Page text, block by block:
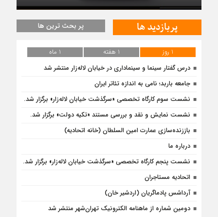
پربازدید ها پر بحث ترین ها
1 روز 1 هفته
1 ماه
درس گفتار سینما و سینماداری در خیابان لاله‌زار منتشر شد
جامعه باربد؛ نامی به اندازه تئاتر ایران
نشست سوم کارگاه تخصصی «سرگذشت خیابان لاله‌زار» برگزار شد.
نشست نمایش و نقد و بررسی مستند «تکیه دولت» برگزار شد.
باززنده‌سازی عمارت امین السلطان (خانه اتحادیه)
درباره ما
نشست پنجم کارگاه تخصصی «سرگذشت خیابان لاله‌زار» برگزار شد.
اتحادیه مستاجران
آرداشس پادماگریان (اردشیر خان)
دومین شماره از ماهنامه الکترونیک تهران‌شهر منتشر شد